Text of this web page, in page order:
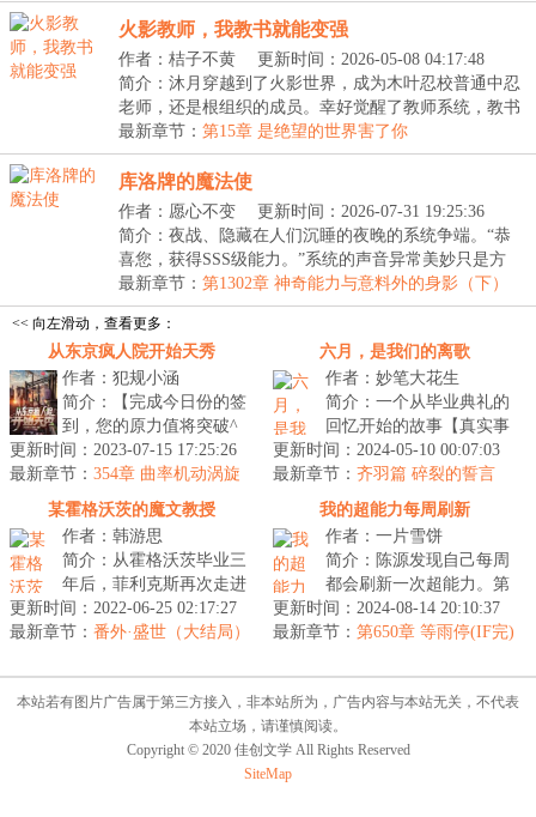
火影教师，我教书就能变强
作者：桔子不黄
更新时间：2026-05-08 04:17:48
简介：沐月穿越到了火影世界，成为木叶忍校普通中忍
老师，还是根组织的成员。幸好觉醒了教师系统，教书
就...
最新章节： 第15章 是绝望的世界害了你
库洛牌的魔法使
作者：愿心不变
更新时间：2026-07-31 19:25:36
简介：夜战、隐藏在人们沉睡的夜晚的系统争端。“恭
喜您，获得SSS级能力。”系统的声音异常美妙只是方
然....
最新章节： 第1302章 神奇能力与意料外的身影（下）
<< 向左滑动，查看更多：
从东京疯人院开始天秀
作者：犯规小涵
简介：【完成今日份的签
到，您的原力值将突破^
查克拉】“奈斯。”武藏野
面带微笑，点击确定。
BOOM能量输...
更新时间：2023-07-15 17:25:26
最新章节： 354章 曲率机动涡旋
六月，是我们的离歌
作者：妙笔大花生
简介：一个从毕业典礼的
回忆开始的故事【真实事
件改编】江南一所中学，
一个奇妙的文学社，一
群“天才”高...
更新时间：2024-05-10 00:07:03
最新章节： 齐羽篇 碎裂的誓言
（五）
某霍格沃茨的魔文教授
作者：韩游思
简介：从霍格沃茨毕业三
年后，菲利克斯再次走进
这座魔法学校，只不过这
一次，他是以教授的身
更新时间：2022-06-25 02:17:27
最新章节： 番外·盛世（大结局）
我的超能力每周刷新
作者：一片雪饼
简介：陈源发现自己每周
都会刷新一次超能力。第
一周，他看到只要有生命
特征的物体上都挂着一个
更新时间：2024-08-14 20:10:37
最新章节： 第650章 等雨停(IF完)
本站若有图片广告属于第三方接入，非本站所为，广告内容与本站无关，不代表
本站立场，请谨慎阅读。
Copyright © 2020 佳创文学 All Rights Reserved
SiteMap